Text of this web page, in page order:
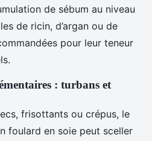
de sébum au niveau
de ricin, d’argan ou de
pour leur teneur
: turbans et
frisottants ou crépus, le
foulard en soie peut sceller